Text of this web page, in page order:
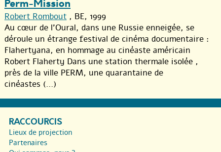
Perm-Mission
Robert Rombout , BE, 1999
Au cœur de l’Oural, dans une Russie enneigée, se
déroule un étrange festival de cinéma documentaire :
Flahertyana, en hommage au cinéaste américain
Robert Flaherty Dans une station thermale isolée ,
près de la ville PERM, une quarantaine de
cinéastes (...)
RACCOURCIS
Lieux de projection
Partenaires